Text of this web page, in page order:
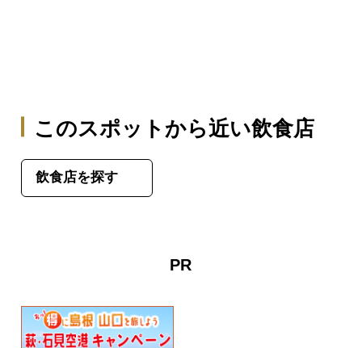
このスポットから近い飲食店
飲食店を探す
PR